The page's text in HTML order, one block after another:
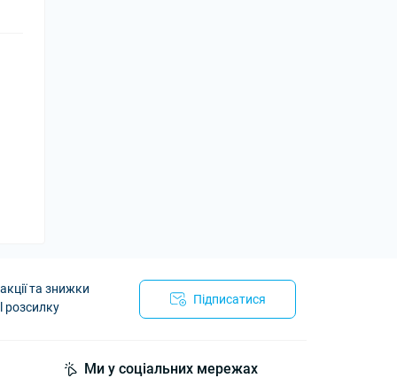
та знижки
розсилку
Підписатися
Ми у соціальних мережах